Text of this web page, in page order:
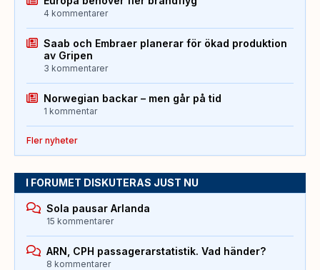
4 kommentarer
Saab och Embraer planerar för ökad produktion
av Gripen
3 kommentarer
Norwegian backar – men går på tid
1 kommentar
Fler nyheter
I FORUMET DISKUTERAS JUST NU
Sola pausar Arlanda
15 kommentarer
ARN, CPH passagerarstatistik. Vad händer?
8 kommentarer